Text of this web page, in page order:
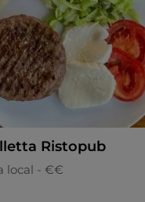
Ristopub
local - €€